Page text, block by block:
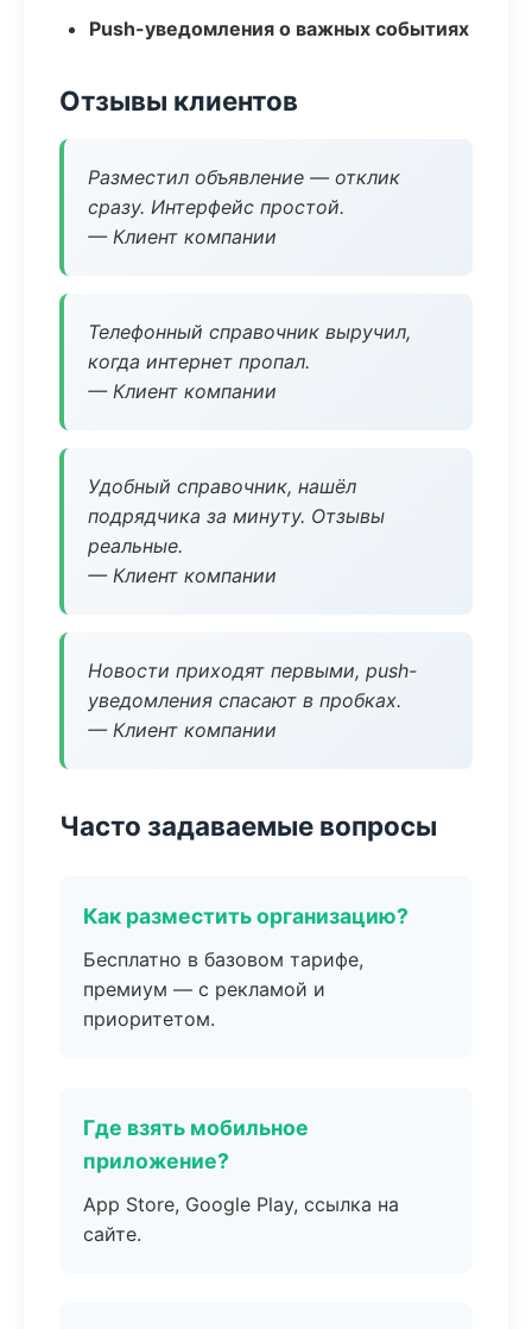
Push-уведомления о важных событиях
Отзывы клиентов
Разместил объявление — отклик
сразу. Интерфейс простой.
— Клиент компании
Телефонный справочник выручил,
когда интернет пропал.
— Клиент компании
Удобный справочник, нашёл
подрядчика за минуту. Отзывы
реальные.
— Клиент компании
Новости приходят первыми, push-
уведомления спасают в пробках.
— Клиент компании
Часто задаваемые вопросы
Как разместить организацию?
Бесплатно в базовом тарифе,
премиум — с рекламой и
приоритетом.
Где взять мобильное
приложение?
App Store, Google Play, ссылка на
сайте.